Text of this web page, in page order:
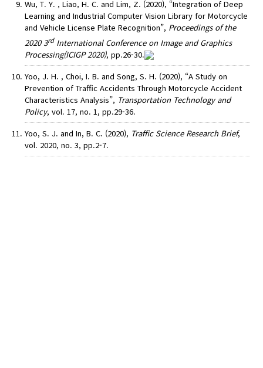
Wu, T. Y. , Liao, H. C. and Lim, Z. (2020), “Integration of Deep
Learning and Industrial Computer Vision Library for Motorcycle
and Vehicle License Plate Recognition”, Proceedings of the
2020 3rdInternational Conference on Image and Graphics
Processing(ICIGP 2020), pp.26-30.
Yoo, J. H. , Choi, I. B. and Song, S. H. (2020), “A Study on
Prevention of Traffic Accidents Through Motorcycle Accident
Characteristics Analysis”, Transportation Technology and
Policy, vol. 17, no. 1, pp.29-36.
Yoo, S. J. and In, B. C. (2020), Traffic Science Research Brief,
vol. 2020, no. 3, pp.2-7.